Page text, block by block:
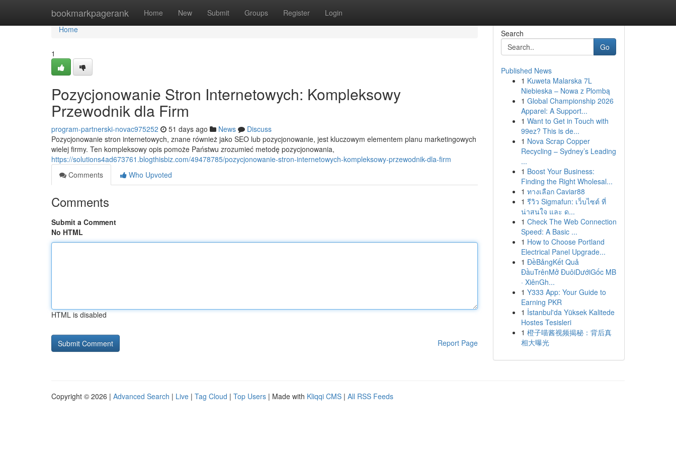
bookmarkpagerank Home New Submit Groups Register Login
Home
Home
1
Pozycjonowanie Stron Internetowych: Kompleksowy
Przewodnik dla Firm
program-partnerski-novac975252 51 days ago News
Discuss
Pozycjonowanie stron internetowych, znane również jako SEO lub pozycjonowanie, jest kluczowym elementem planu marketingowych
wielej firmy. Ten kompleksowy opis pomoże Państwu zrozumieć metodę pozycjonowania,
https://solutions4ad673761.blogthisbiz.com/49478785/pozycjonowanie-stron-internetowych-kompleksowy-przewodnik-dla-firm
Comments
Who Upvoted
Comments
Submit a Comment
No HTML
HTML is disabled
Report Page
Search
Go
Published News
1 Kuweta Malarska 7L
Niebieska – Nowa z Plombą
1 Global Championship 2026
Apparel: A Support...
1 Want to Get in Touch with
99ez? This is de...
1 Nova Scrap Copper
Recycling – Sydney’s Leading
...
1 Boost Your Business:
Finding the Right Wholesal...
1 ทางเลือก Caviar88
1 รีวิว Sigmafun: เว็บไซต์ ที่
น่าสนใจ และ ด...
1 Check The Web Connection
Speed: A Basic ...
1 How to Choose Portland
Electrical Panel Upgrade...
1 ĐềBảngKết Quả
ĐầuTrênMở ĐuôiDướiGốc MB
· XiênGh...
1 Y333 App: Your Guide to
Earning PKR
1 İstanbul'da Yüksek Kalitede
Hostes Tesisleri
1 橙子喵酱视频揭秘：背后真
相大曝光
Copyright © 2026 | Advanced Search | Live | Tag Cloud | Top Users | Made with Kliqqi CMS | All RSS Feeds